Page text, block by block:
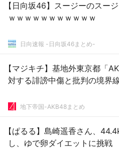
【日向坂46】スージーのスー
ｗｗｗｗｗｗｗｗｗｗｗ
日向速報 -日向坂46まとめ-
【マジキチ】基地外東京都「
対する誹謗中傷と批判の境界線
地下帝国-AKB48まとめ
【ぱるる】島崎遥香さん、
し、ゆで卵ダイエットに挑戦